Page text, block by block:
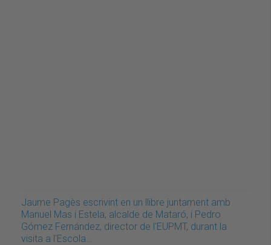
Jaume Pagès escrivint en un llibre juntament amb
Manuel Mas i Estela, alcalde de Mataró, i Pedro
Gómez Fernández, director de l'EUPMT, durant la
visita a l'Escola…